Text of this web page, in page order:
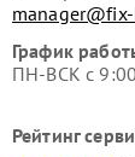
График
ПН-ВСК с
Рейтинг